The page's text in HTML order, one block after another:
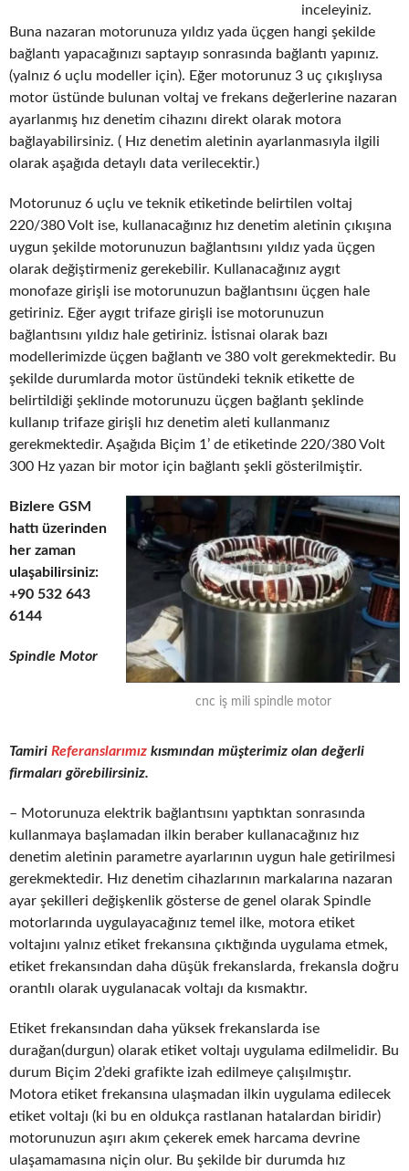
inceleyiniz.
Buna nazaran motorunuza yıldız yada üçgen hangi şekilde
bağlantı yapacağınızı saptayıp sonrasında bağlantı yapınız.
(yalnız 6 uçlu modeller için). Eğer motorunuz 3 uç çıkışlıysa
motor üstünde bulunan voltaj ve frekans değerlerine nazaran
ayarlanmış hız denetim cihazını direkt olarak motora
bağlayabilirsiniz. ( Hız denetim aletinin ayarlanmasıyla ilgili
olarak aşağıda detaylı data verilecektir.)
Motorunuz 6 uçlu ve teknik etiketinde belirtilen voltaj
220/380 Volt ise, kullanacağınız hız denetim aletinin çıkışına
uygun şekilde motorunuzun bağlantısını yıldız yada üçgen
olarak değiştirmeniz gerekebilir. Kullanacağınız aygıt
monofaze girişli ise motorunuzun bağlantısını üçgen hale
getiriniz. Eğer aygıt trifaze girişli ise motorunuzun
bağlantısını yıldız hale getiriniz. İstisnai olarak bazı
modellerimizde üçgen bağlantı ve 380 volt gerekmektedir. Bu
şekilde durumlarda motor üstündeki teknik etikette de
belirtildiği şeklinde motorunuzu üçgen bağlantı şeklinde
kullanıp trifaze girişli hız denetim aleti kullanmanız
gerekmektedir. Aşağıda Biçim 1’ de etiketinde 220/380 Volt
300 Hz yazan bir motor için bağlantı şekli gösterilmiştir.
cnc iş mili spindle motor
Bizlere GSM
hattı üzerinden
her zaman
ulaşabilirsiniz:
+90 532 643
6144
Spindle Motor
Tamiri Referanslarımız kısmından müşterimiz olan değerli
firmaları görebilirsiniz.
– Motorunuza elektrik bağlantısını yaptıktan sonrasında
kullanmaya başlamadan ilkin beraber kullanacağınız hız
denetim aletinin parametre ayarlarının uygun hale getirilmesi
gerekmektedir. Hız denetim cihazlarının markalarına nazaran
ayar şekilleri değişkenlik gösterse de genel olarak Spindle
motorlarında uygulayacağınız temel ilke, motora etiket
voltajını yalnız etiket frekansına çıktığında uygulama etmek,
etiket frekansından daha düşük frekanslarda, frekansla doğru
orantılı olarak uygulanacak voltajı da kısmaktır.
Etiket frekansından daha yüksek frekanslarda ise
durağan(durgun) olarak etiket voltajı uygulama edilmelidir. Bu
durum Biçim 2’deki grafikte izah edilmeye çalışılmıştır.
Motora etiket frekansına ulaşmadan ilkin uygulama edilecek
etiket voltajı (ki bu en oldukça rastlanan hatalardan biridir)
motorunuzun aşırı akım çekerek emek harcama devrine
ulaşamamasına niçin olur. Bu şekilde bir durumda hız